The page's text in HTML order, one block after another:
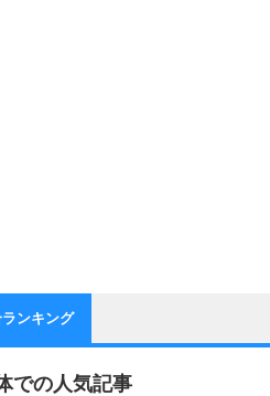
ンキング
での人気記事